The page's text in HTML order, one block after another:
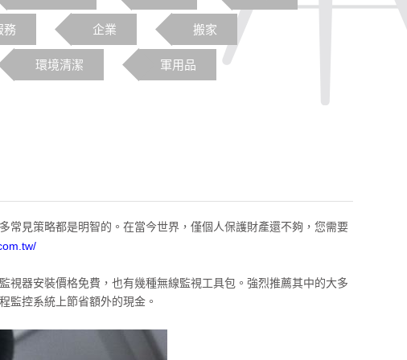
務 企業 搬家
環境清潔 軍用品
常見策略都是明智的。在當今世界，僅個人保護財產還不夠，您需要
器安裝價格免費，也有幾種無線監視工具包。強烈推薦其中的大多
監控系統上節省額外的現金。